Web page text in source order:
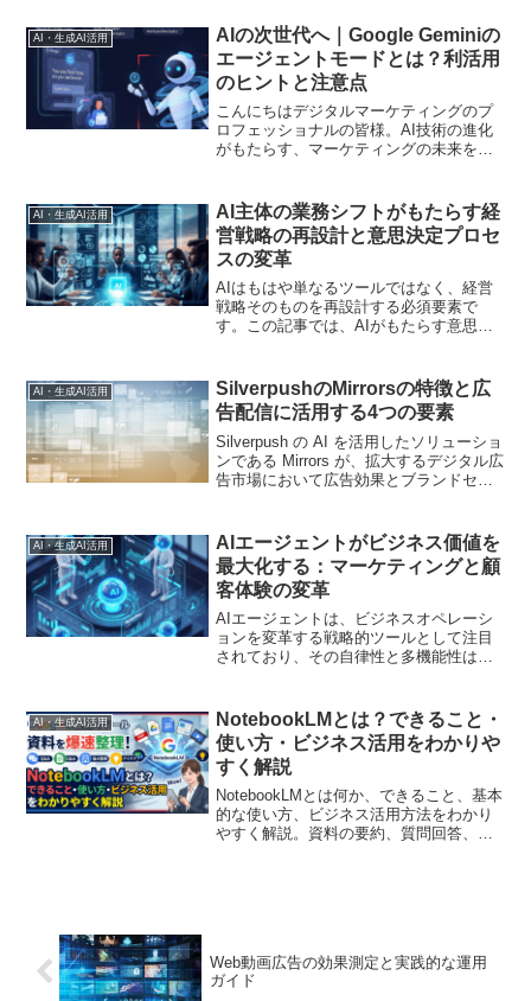
解説します。競合に差をつける次世代の
SEO戦略を学びましょう
AI・生成AI活用
AIの次世代へ｜Google Geminiの
エージェントモードとは？利活用
のヒントと注意点
こんにちはデジタルマーケティングのプ
ロフェッショナルの皆様。AI技術の進化
がもたらす、マーケティングの未来を紐
AI・生成AI活用
AI主体の業務シフトがもたらす経
営戦略の再設計と意思決定プロセ
スの変革
AIはもはや単なるツールではなく、経営
戦略そのものを再設計する必須要素で
す。この記事では、AIがもたらす意思決
でを解説。AIを戦略的に活用し、未来の
競争優位を築くための実践的ガイドです
AI・生成AI活用
SilverpushのMirrorsの特徴と広
告配信に活用する4つの要素
Silverpush の AI を活用したソリューショ
ンである Mirrors が、拡大するデジタル広
告市場において広告効果とブランドセー
AI・生成AI活用
AIエージェントがビジネス価値を
最大化する：マーケティングと顧
客体験の変革
AIエージェントは、ビジネスオペレーシ
ョンを変革する戦略的ツールとして注目
されており、その自律性と多機能性は新
AI・生成AI活用
NotebookLMとは？できること・
使い方・ビジネス活用をわかりや
すく解説
NotebookLMとは何か、できること、基本
的な使い方、ビジネス活用方法をわかり
やすく解説。資料の要約、質問回答、
Web動画広告の効果測定と実践的な運用
ガイド